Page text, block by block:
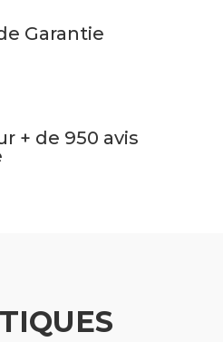
Garantie
+ de 950 avis